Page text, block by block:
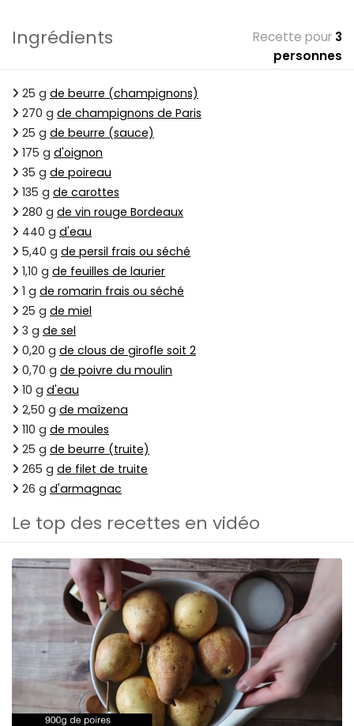
Ingrédients Recette pour 3
personnes
25 g de beurre (champignons)
270 g de champignons de Paris
25 g de beurre (sauce)
175 g d'oignon
35 g de poireau
135 g de carottes
280 g de vin rouge Bordeaux
440 g d'eau
5,40 g de persil frais ou séché
1,10 g de feuilles de laurier
1 g de romarin frais ou séché
25 g de miel
3 g de sel
0,20 g de clous de girofle soit 2
0,70 g de poivre du moulin
10 g d'eau
2,50 g de maîzena
110 g de moules
25 g de beurre (truite)
265 g de filet de truite
26 g d'armagnac
Le top des recettes en vidéo